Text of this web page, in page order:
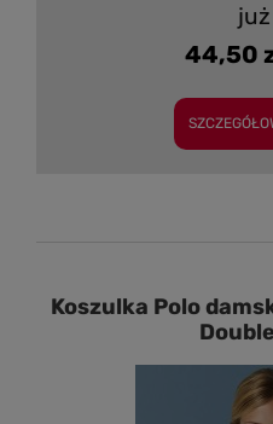
44,50
Koszulka Polo